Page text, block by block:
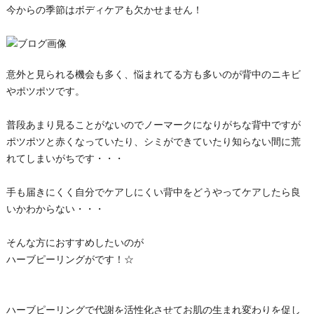
今からの季節はボディケアも欠かせません！
意外と見られる機会も多く、悩まれてる方も多いのが背中のニキビ
やポツポツです。
普段あまり見ることがないのでノーマークになりがちな背中ですが
ポツポツと赤くなっていたり、シミができていたり知らない間に荒
れてしまいがちです・・・
手も届きにくく自分でケアしにくい背中をどうやってケアしたら良
いかわからない・・・
そんな方におすすめしたいのが
ハーブピーリングがです！☆
ハーブピーリングで代謝を活性化させてお肌の生まれ変わりを促し